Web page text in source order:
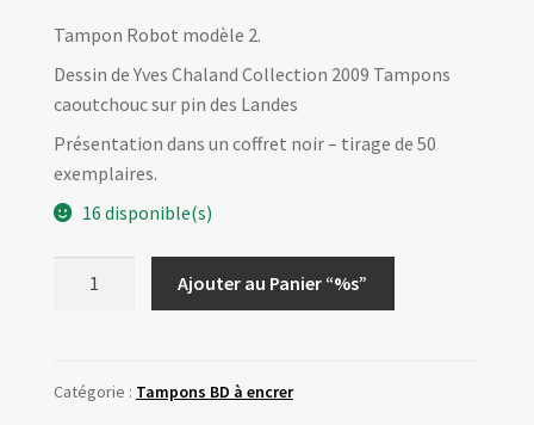
Tampon Robot modèle 2.
Dessin de Yves Chaland Collection 2009 Tampons
caoutchouc sur pin des Landes
Présentation dans un coffret noir – tirage de 50
exemplaires.
16 disponible(s)
2
Ajouter au Panier “%s”
Catégorie : Tampons BD à encrer